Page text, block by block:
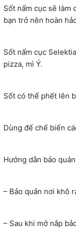
Sốt nấm cục sẽ làm
bạn trở nên hoàn
Sốt nấm cục
pizza, mì Ý.
Sốt có thể phết lên
Dùng để chế biến
Hướng dẫn bảo
– Bảo quản nơi khô
– Sau khi mở nắp